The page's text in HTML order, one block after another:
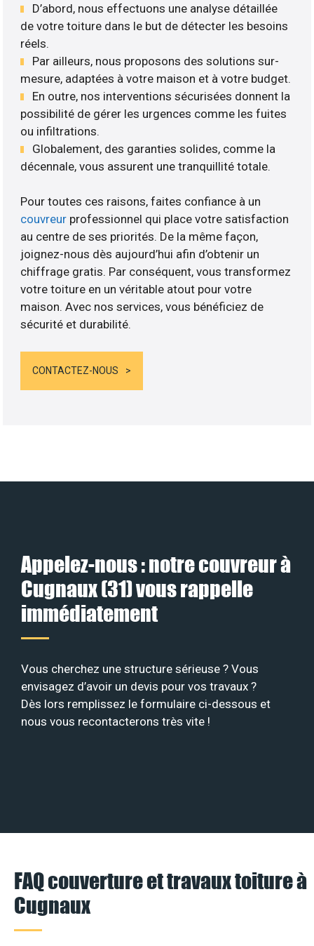
D’abord, nous effectuons une analyse détaillée
de votre toiture dans le but de détecter les besoins
réels.
Par ailleurs, nous proposons des solutions sur-
mesure, adaptées à votre maison et à votre budget.
En outre, nos interventions sécurisées donnent la
possibilité de gérer les urgences comme les fuites
ou infiltrations.
Globalement, des garanties solides, comme la
décennale, vous assurent une tranquillité totale.
Pour toutes ces raisons, faites confiance à un
couvreur professionnel qui place votre satisfaction
au centre de ses priorités. De la même façon,
joignez-nous dès aujourd’hui afin d’obtenir un
chiffrage gratis. Par conséquent, vous transformez
votre toiture en un véritable atout pour votre
maison. Avec nos services, vous bénéficiez de
sécurité et durabilité.
CONTACTEZ-NOUS
Appelez-nous : notre couvreur à
Cugnaux (31) vous rappelle
immédiatement
Vous cherchez une structure sérieuse ? Vous
envisagez d’avoir un devis pour vos travaux ?
Dès lors remplissez le formulaire ci-dessous et
nous vous recontacterons très vite !
FAQ couverture et travaux toiture à
Cugnaux